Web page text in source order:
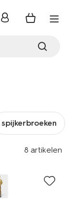
inloggen
spijkerbroeken
8 artikelen